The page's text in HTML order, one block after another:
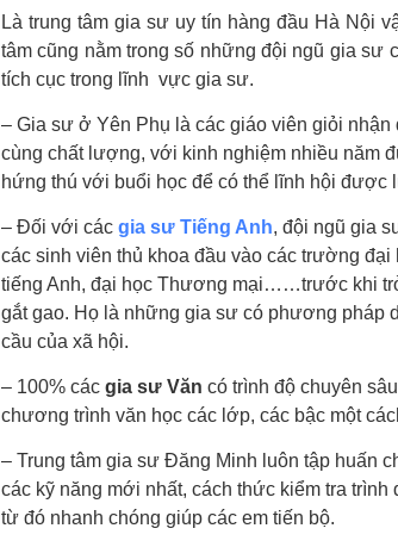
Là trung tâm gia sư uy tín hàng đầu Hà Nội
tâm cũng nằm trong số những đội ngũ gia sư
tích cục trong lĩnh vực gia sư.
– Gia sư ở Yên Phụ là các giáo viên giỏi nhận
cùng chất lượng, với kinh nghiệm nhiều năm
hứng thú với buổi học để có thể lĩnh hội được
– Đối với các gia sư Tiếng Anh, đội ngũ gia
các sinh viên thủ khoa đầu vào các trường
tiếng Anh, đại học Thương mại……trước khi
gắt gao. Họ là những gia sư có phương pháp
cầu của xã hội.
– 100% các gia sư Văn có trình độ chuyên
chương trình văn học các lớp, các bậc một
– Trung tâm gia sư Đăng Minh luôn tập huấn
các kỹ năng mới nhất, cách thức kiểm tra
từ đó nhanh chóng giúp các em tiến bộ.